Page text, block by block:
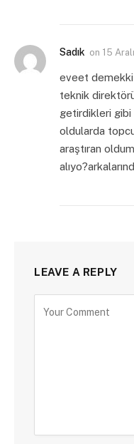
Sadık on 15
eveet
teknik
getirdikleri gibi
oldularda
araştıran
LEAVE A REPLY